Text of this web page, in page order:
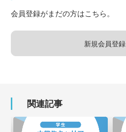
会員登録がまだの方はこちら。
新規会員登録
関連記事